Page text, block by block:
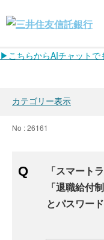
▶こちらからAIチャットで
カテゴリー表示
No : 26161
「スマート
「退職給付
とパスワー